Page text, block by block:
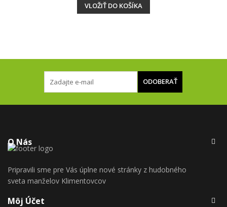
VLOŽIŤ DO KOŠÍKA
O Nás
Pripravili sme pre Vás úplne nové stránky z hudobného
sveta manželov Klimentovcov
Môj Účet
ODOBERAŤ